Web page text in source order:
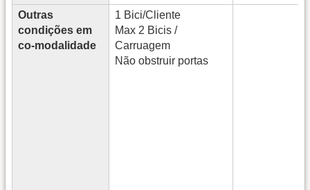
Outras
condições em
co-modalidade
1 Bici/Cliente
Max 2 Bicis /
Carruagem
Não obstruir portas